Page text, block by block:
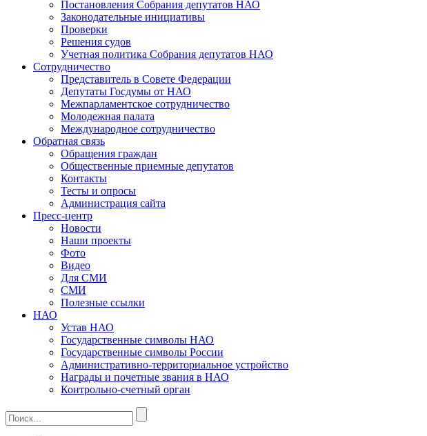
Постановления Собрания депутатов НАО
Законодательные инициативы
Проверки
Решения судов
Учетная политика Собрания депутатов НАО
Сотрудничество
Представитель в Совете Федерации
Депутаты Госдумы от НАО
Межпарламентское сотрудничество
Молодежная палата
Международное сотрудничество
Обратная cвязь
Обращения граждан
Общественные приемные депутатов
Контакты
Тесты и опросы
Администрация сайта
Пресс-центр
Новости
Наши проекты
Фото
Видео
Для СМИ
СМИ
Полезные ссылки
НАО
Устав НАО
Государственные символы НАО
Государственные символы России
Административно-территориальное устройство
Награды и почетные звания в НАО
Контрольно-счетный орган